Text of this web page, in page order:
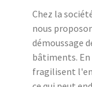
Chez la
nous
démoussage
bâtiments. En
fragilisent